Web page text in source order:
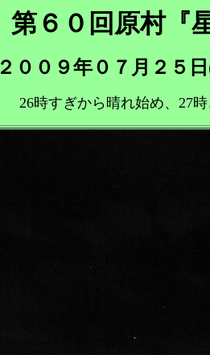
第６０回原村『
２００９年０７月２５
26時すぎから晴れ始め、27